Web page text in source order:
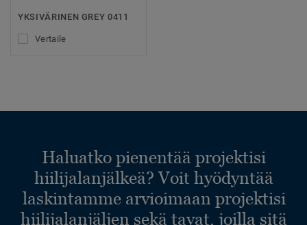
YKSIVÄRINEN GREY 0411
Vertaile
Haluatko pienentää projektisi
hiilijalanjälkeä? Voit hyödyntää
laskintamme arvioimaan projektisi
hiilijalanjäljen sekä tavat, joilla sitä